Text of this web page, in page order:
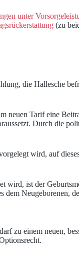
unter
(zu
die Hallesche
neuen Tarif eine
Durch die
wird, auf
ist der
Neugeborenen,
zu einem neuen,